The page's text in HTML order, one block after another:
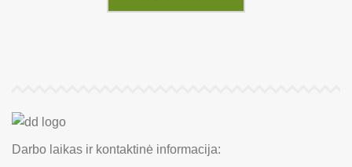
Darbo laikas ir kontaktinė informacija: